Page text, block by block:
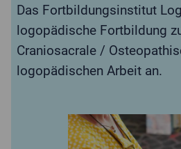
Das Fortbildungsinstitut
logopädische Fortbildung
Craniosacrale /
logopädischen Arbeit an.